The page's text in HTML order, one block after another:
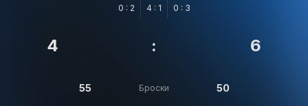
0 : 2 4 : 1 0 : 3
4 : 6
55 Броски 50